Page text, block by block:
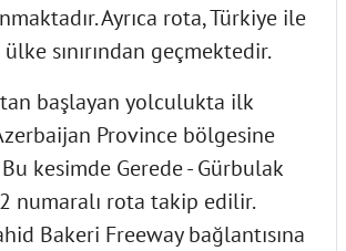
Ayrıca rota, Türkiye ile
sınırından geçmektedir.
başlayan yolculukta ilk
Province bölgesine
kesimde Gerede - Gürbulak
numaralı rota takip edilir.
Bakeri Freeway bağlantısına